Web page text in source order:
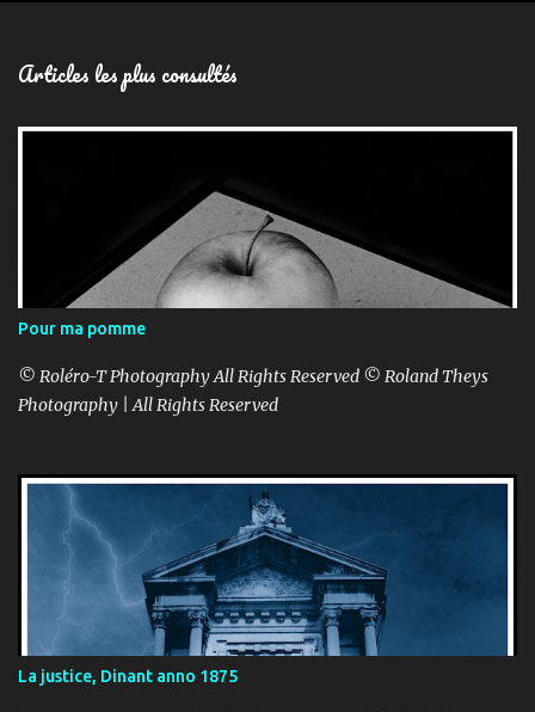
Articles les plus consultés
Pour ma pomme
© Roléro-T Photography All Rights Reserved © Roland Theys
Photography | All Rights Reserved
La justice, Dinant anno 1875